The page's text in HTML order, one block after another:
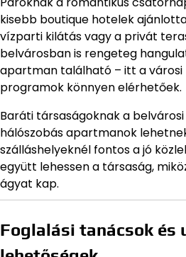
kisebb boutique hotelek
vízparti kilátás vagy a privát
belvárosban is rengeteg
apartman található – itt a városi
programok könnyen elérhetőek.
Baráti társaságoknak a
hálószobás apartmanok
szálláshelyeknél fontos a jó
együtt lehessen a társaság,
ágyat kap.
Foglalási tanácsok és